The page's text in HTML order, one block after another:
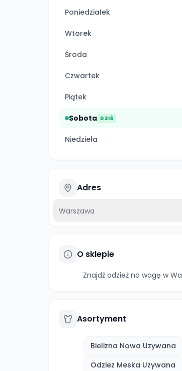
Poniedziałek
Wtorek
Środa
Czwartek
Piątek
Sobota DZIŚ
Niedziela
Adres
Warszawa
O sklepie
Znajdź odzież na wagę w
Asortyment
Bielizna Nowa Uzywana
Odziez Meska Uzywana